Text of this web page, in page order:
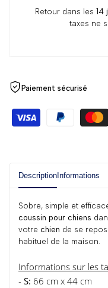
Retour dans les 14
taxes ne
Paiement sécurisé
Description Informations
Sobre, simple et
coussin pour chiens
votre chien de se
habituel de la maison.
Informations sur les
- S: 66 cm x 44 cm